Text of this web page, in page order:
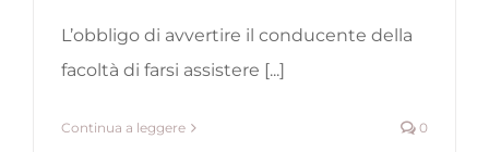
L’obbligo di avvertire il conducente della
facoltà di farsi assistere [...]
Continua a leggere 0